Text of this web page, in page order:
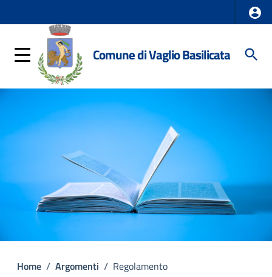
Comune di Vaglio Basilicata
Home / Argomenti / Regolamento